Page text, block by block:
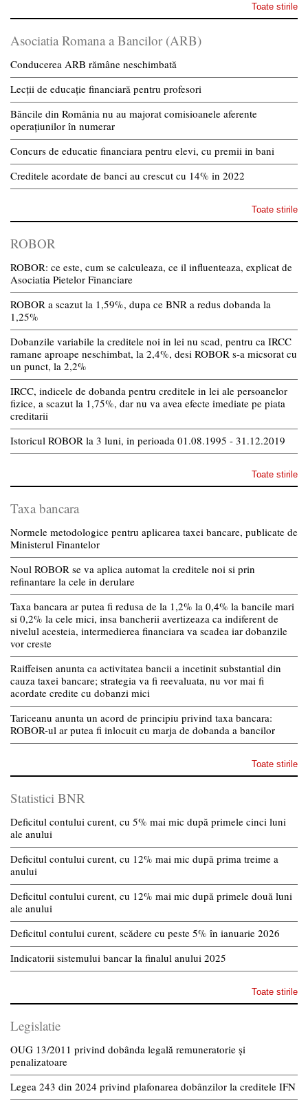
Toate stirile
Asociatia Romana a Bancilor (ARB)
Conducerea ARB rămâne neschimbată
Lecții de educație financiară pentru profesori
Băncile din România nu au majorat comisioanele aferente
operațiunilor în numerar
Concurs de educatie financiara pentru elevi, cu premii in bani
Creditele acordate de banci au crescut cu 14% in 2022
Toate stirile
ROBOR
ROBOR: ce este, cum se calculeaza, ce il influenteaza, explicat de
Asociatia Pietelor Financiare
ROBOR a scazut la 1,59%, dupa ce BNR a redus dobanda la
1,25%
Dobanzile variabile la creditele noi in lei nu scad, pentru ca IRCC
ramane aproape neschimbat, la 2,4%, desi ROBOR s-a micsorat cu
un punct, la 2,2%
IRCC, indicele de dobanda pentru creditele in lei ale persoanelor
fizice, a scazut la 1,75%, dar nu va avea efecte imediate pe piata
creditarii
Istoricul ROBOR la 3 luni, in perioada 01.08.1995 - 31.12.2019
Toate stirile
Taxa bancara
Normele metodologice pentru aplicarea taxei bancare, publicate de
Ministerul Finantelor
Noul ROBOR se va aplica automat la creditele noi si prin
refinantare la cele in derulare
Taxa bancara ar putea fi redusa de la 1,2% la 0,4% la bancile mari
si 0,2% la cele mici, insa bancherii avertizeaza ca indiferent de
nivelul acesteia, intermedierea financiara va scadea iar dobanzile
vor creste
Raiffeisen anunta ca activitatea bancii a incetinit substantial din
cauza taxei bancare; strategia va fi reevaluata, nu vor mai fi
acordate credite cu dobanzi mici
Tariceanu anunta un acord de principiu privind taxa bancara:
ROBOR-ul ar putea fi inlocuit cu marja de dobanda a bancilor
Toate stirile
Statistici BNR
Deficitul contului curent, cu 5% mai mic după primele cinci luni
ale anului
Deficitul contului curent, cu 12% mai mic după prima treime a
anului
Deficitul contului curent, cu 12% mai mic după primele două luni
ale anului
Deficitul contului curent, scădere cu peste 5% în ianuarie 2026
Indicatorii sistemului bancar la finalul anului 2025
Toate stirile
Legislatie
OUG 13/2011 privind dobânda legală remuneratorie și
penalizatoare
Legea 243 din 2024 privind plafonarea dobânzilor la creditele IFN